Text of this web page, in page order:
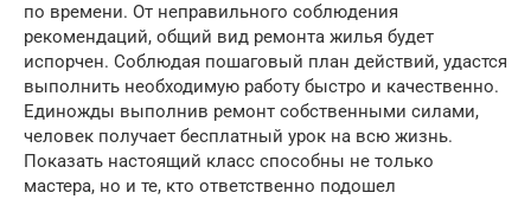
по времени. От неправильного соблюдения
рекомендаций, общий вид ремонта жилья будет
испорчен. Соблюдая пошаговый план действий, удастся
выполнить необходимую работу быстро и качественно.
Единожды выполнив ремонт собственными силами,
человек получает бесплатный урок на всю жизнь.
Показать настоящий класс способны не только
мастера, но и те, кто ответственно подошел